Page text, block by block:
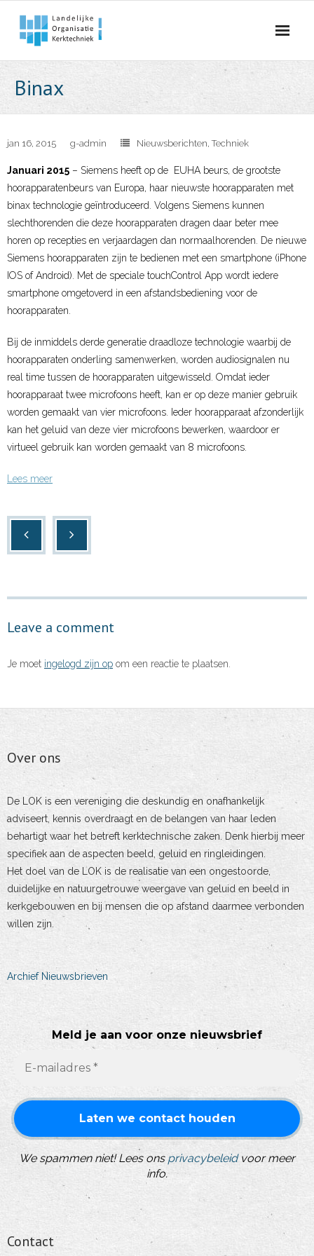
content
Binax
jan 16, 2015 g-admin Nieuwsberichten,Techniek
Januari 2015 – Siemens heeft op de EUHA beurs, de grootste
hoorapparatenbeurs van Europa, haar nieuwste hoorapparaten met
binax technologie geïntroduceerd. Volgens Siemens kunnen
slechthorenden die deze hoorapparaten dragen daar beter mee
horen op recepties en verjaardagen dan normaalhorenden. De nieuwe
Siemens hoorapparaten zijn te bedienen met een smartphone (iPhone
IOS of Android). Met de speciale touchControl App wordt iedere
smartphone omgetoverd in een afstandsbediening voor de
hoorapparaten.
Bij de inmiddels derde generatie draadloze technologie waarbij de
hoorapparaten onderling samenwerken, worden audiosignalen nu
real time tussen de hoorapparaten uitgewisseld. Omdat ieder
hoorapparaat twee microfoons heeft, kan er op deze manier gebruik
worden gemaakt van vier microfoons. Ieder hoorapparaat afzonderlijk
kan het geluid van deze vier microfoons bewerken, waardoor er
virtueel gebruik kan worden gemaakt van 8 microfoons.
Lees meer
Leave a comment
Je moet ingelogd zijn op om een reactie te plaatsen.
Over ons
De LOK is een vereniging die deskundig en onafhankelijk
adviseert, kennis overdraagt en de belangen van haar leden
behartigt waar het betreft kerktechnische zaken. Denk hierbij meer
specifiek aan de aspecten beeld, geluid en ringleidingen.
Het doel van de LOK is de realisatie van een ongestoorde,
duidelijke en natuurgetrouwe weergave van geluid en beeld in
kerkgebouwen en bij mensen die op afstand daarmee verbonden
willen zijn.
Archief Nieuwsbrieven
Meld je aan voor onze nieuwsbrief
We spammen niet! Lees ons privacybeleidvoor meer
info.
Contact